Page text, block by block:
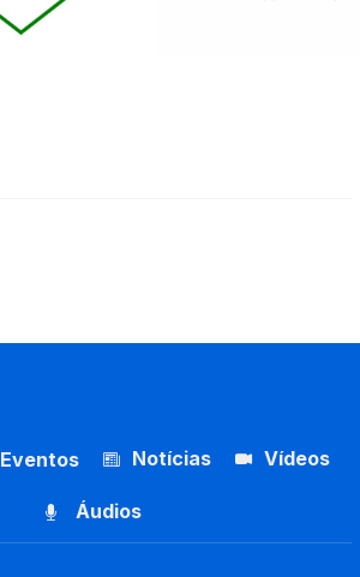
Eventos Notícias Vídeos
Áudios